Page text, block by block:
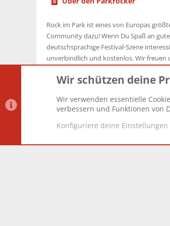
Rock im Park ist eines von Europas
Community dazu! Wenn Du Spaß an
deutschsprachige Festival-Szene
unverbindlich und kostenlos. Wir freuen
Datenschutz-Einstellungen PR
Wir schützen deine
Wir verwenden essentielle
verbessern und Funktionen von
Konfiguriere deine